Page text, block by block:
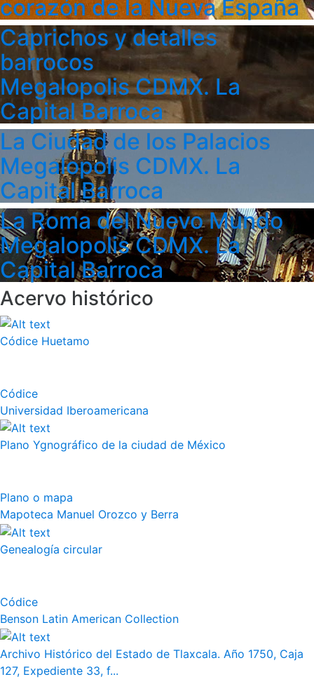
corazón de la Nueva España
Caprichos y detalles
barrocos
Megalopolis CDMX. La
Capital Barroca
La Ciudad de los Palacios
Megalopolis CDMX. La
Capital Barroca
La Roma del Nuevo Mundo
Megalopolis CDMX. La
Capital Barroca
Acervo histórico
Códice Huetamo
Códice
Universidad Iberoamericana
Plano Ygnográfico de la ciudad de México
Plano o mapa
Mapoteca Manuel Orozco y Berra
Genealogía circular
Códice
Benson Latin American Collection
Archivo Histórico del Estado de Tlaxcala. Año 1750, Caja
127, Expediente 33, f...